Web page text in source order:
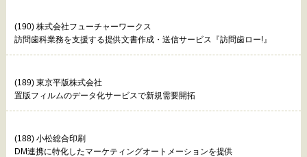
(190) 株式会社フューチャーワークス
訪問歯科業務を支援する提供文書作成・送信サービス『訪問歯ロー!』
(189) 東京平版株式会社
置版フィルムのデータ化サービスで新規需要開拓
(188) 小松総合印刷
DM連携に特化したマーケティングオートメーションを提供